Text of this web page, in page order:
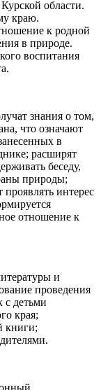
области.
краю.
к родной
в природе.
воспитания
знания о том,
что означают
в
расширят
беседу,
природы;
проявлять интерес
отношение к
и
проведения
с детьми
края;
книги;